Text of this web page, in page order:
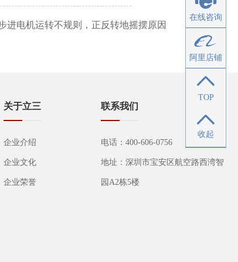
进电机运转不规则，正反转地摇摆原因
在线咨询
阿里店铺
TOP
收起
关于立三
企业介绍
企业文化
企业荣誉
联系我们
电话：400-606-0756
地址：深圳市宝安区航空路西湾智
园A2栋5楼